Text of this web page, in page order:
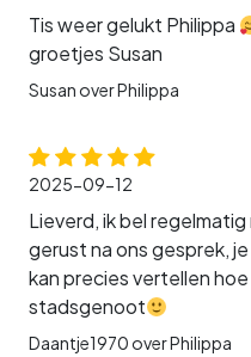
Tis weer gelukt Philippa
groetjes Susan
Susan over Philippa
2025-09-12
Lieverd, ik bel
gerust na ons gesprek,
kan precies vertellen
stadsgenoot
Daantje1970 over Philippa